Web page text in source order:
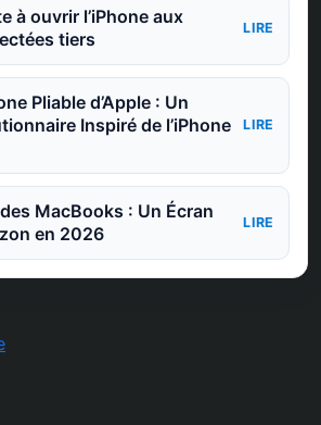
à ouvrir l’iPhone aux
tiers
LIRE
Pliable d’Apple : Un
Inspiré de l’iPhone
LIRE
MacBooks : Un Écran
en 2026
LIRE